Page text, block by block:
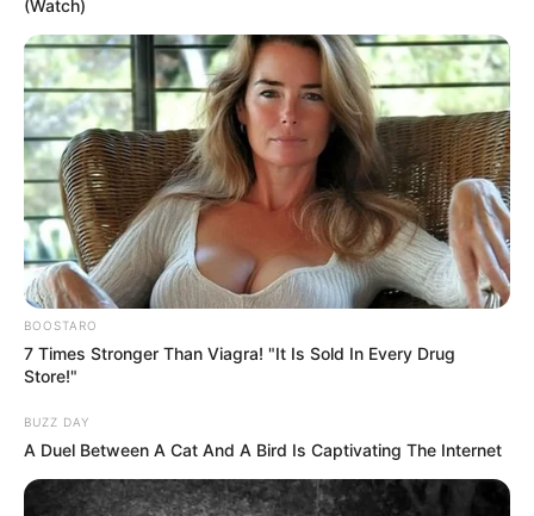
(Watch)
BOOSTARO
7 Times Stronger Than Viagra! "It Is Sold In Every Drug
Store!"
BUZZ DAY
A Duel Between A Cat And A Bird Is Captivating The Internet